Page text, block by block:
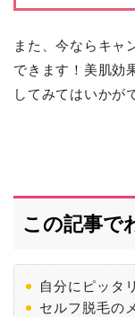
また、今ならキャ
できます！美肌効
してみてはいかが
この記事で
自分にピッタ
セルフ脱毛の